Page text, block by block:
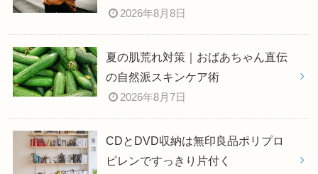
2026年8月8日
夏の肌荒れ対策｜おばあちゃん直伝
の自然派スキンケア術
2026年8月7日
CDとDVD収納は無印良品ポリプロ
ピレンですっきり片付く